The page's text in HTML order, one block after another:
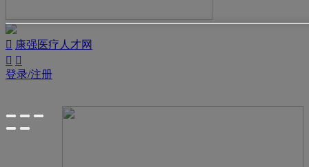
 康强医疗人才网
 
登录/注册